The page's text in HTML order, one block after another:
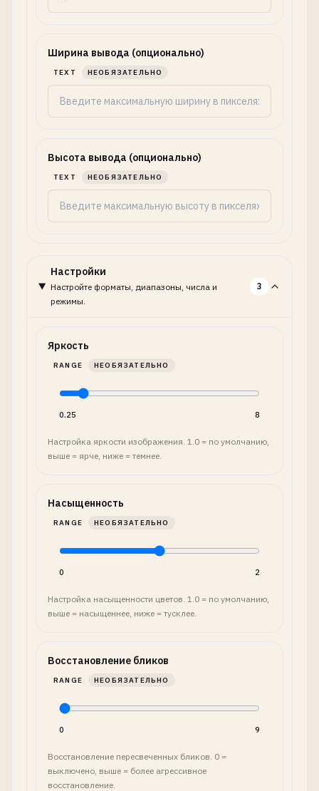
Ширина вывода (опционально)
TEXT НЕОБЯЗАТЕЛЬНО
Высота вывода (опционально)
TEXT НЕОБЯЗАТЕЛЬНО
Настройки
Настройте форматы, диапазоны, числа и
режимы.
3
Яркость
RANGE НЕОБЯЗАТЕЛЬНО
0.25 8
Настройка яркости изображения. 1.0 = по умолчанию,
выше = ярче, ниже = темнее.
Насыщенность
RANGE НЕОБЯЗАТЕЛЬНО
0 2
Настройка насыщенности цветов. 1.0 = по умолчанию,
выше = насыщеннее, ниже = тусклее.
Восстановление бликов
RANGE НЕОБЯЗАТЕЛЬНО
0 9
Восстановление пересвеченных бликов. 0 =
выключено, выше = более агрессивное
восстановление.